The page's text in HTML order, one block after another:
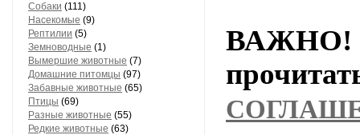
Собаки (111)
Насекомые (9)
Рептилии (5)
Земноводные (1)
Вымершие животные (7)
Домашние питомцы (97)
Забавные животные (65)
Птицы (69)
Разные животные (55)
Редкие животные (63)
ВАЖНО!